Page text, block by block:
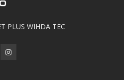
PLUS WIHDA TEC